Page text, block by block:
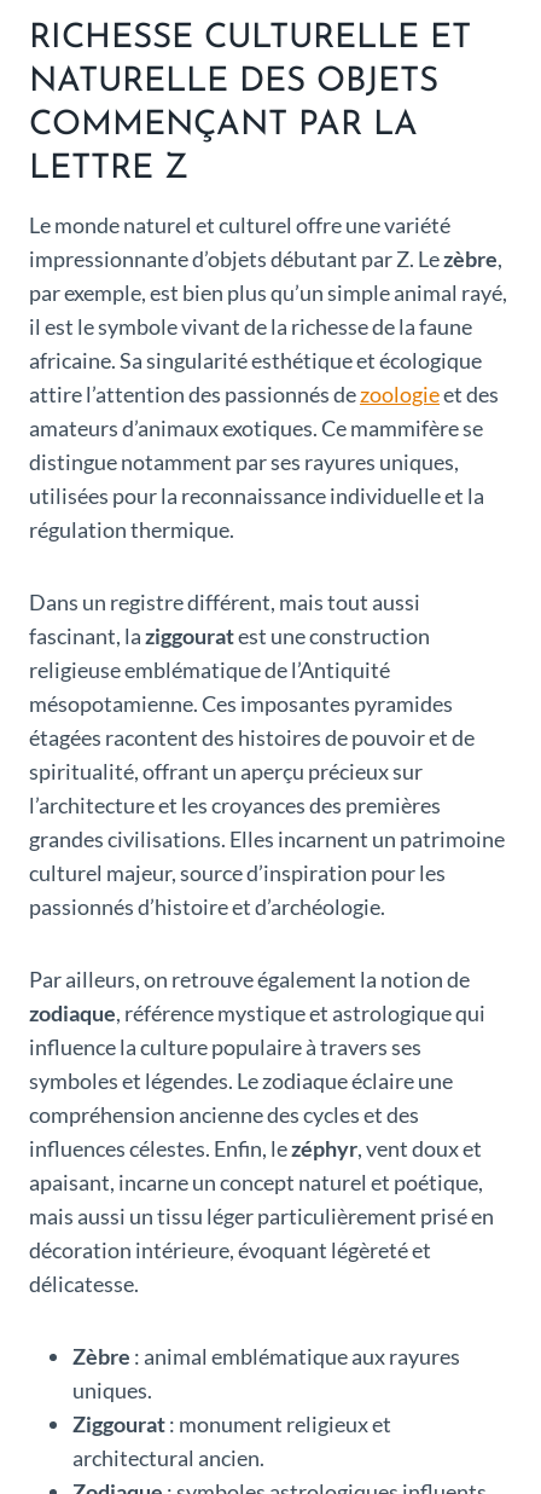
RICHESSE CULTURELLE ET
NATURELLE DES OBJETS
COMMENÇANT PAR LA
LETTRE Z
Le monde naturel et culturel offre une variété
impressionnante d’objets débutant par Z. Lezèbre,
par exemple, est bien plus qu’un simple animal rayé,
il est le symbole vivant de la richesse de la faune
africaine. Sa singularité esthétique et écologique
attire l’attention des passionnés dezoologieet des
amateurs d’animaux exotiques. Ce mammifère se
distingue notamment par ses rayures uniques,
utilisées pour la reconnaissance individuelle et la
régulation thermique.
Dans un registre différent, mais tout aussi
fascinant, laziggouratest une construction
religieuse emblématique de l’Antiquité
mésopotamienne. Ces imposantes pyramides
étagées racontent des histoires de pouvoir et de
spiritualité, offrant un aperçu précieux sur
l’architecture et les croyances des premières
grandes civilisations. Elles incarnent un patrimoine
culturel majeur, source d’inspiration pour les
passionnés d’histoire et d’archéologie.
Par ailleurs, on retrouve également la notion de
zodiaque, référence mystique et astrologique qui
influence la culture populaire à travers ses
symboles et légendes. Le zodiaque éclaire une
compréhension ancienne des cycles et des
influences célestes. Enfin, lezéphyr, vent doux et
apaisant, incarne un concept naturel et poétique,
mais aussi un tissu léger particulièrement prisé en
décoration intérieure, évoquant légèreté et
délicatesse.
Zèbre : animal emblématique aux rayures
uniques.
Ziggourat: monument religieux et
architectural ancien.